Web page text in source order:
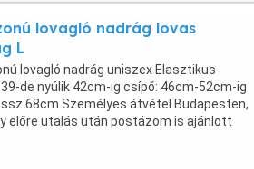
lovagló nadrág lovas
L
lovagló nadrág uniszex Elasztikus
de nyúlik 42cm-ig csípő: 46cm-52cm-ig
Személyes átvétel Budapesten,
előre utalás után postázom is ajánlott